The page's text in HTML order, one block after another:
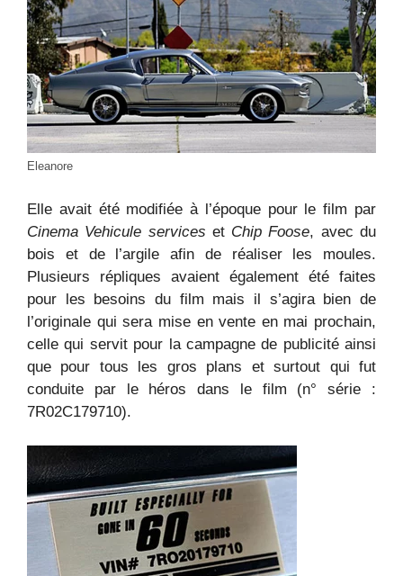
Eleanore
Elle avait été modifiée à l’époque pour le film par
Cinema Vehicule services et Chip Foose, avec du
bois et de l’argile afin de réaliser les moules.
Plusieurs répliques avaient également été faites
pour les besoins du film mais il s’agira bien de
l’originale qui sera mise en vente en mai prochain,
celle qui servit pour la campagne de publicité ainsi
que pour tous les gros plans et surtout qui fut
conduite par le héros dans le film (n° série :
7R02C179710).